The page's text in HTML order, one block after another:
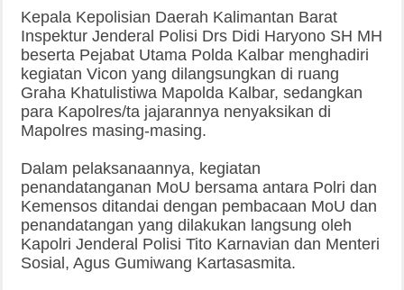
Kepala Kepolisian Daerah Kalimantan Barat
Inspektur Jenderal Polisi Drs Didi Haryono SH MH
beserta Pejabat Utama Polda Kalbar menghadiri
kegiatan Vicon yang dilangsungkan di ruang
Graha Khatulistiwa Mapolda Kalbar, sedangkan
para Kapolres/ta jajarannya nenyaksikan di
Mapolres masing-masing.
Dalam pelaksanaannya, kegiatan
penandatanganan MoU bersama antara Polri dan
Kemensos ditandai dengan pembacaan MoU dan
penandatangan yang dilakukan langsung oleh
Kapolri Jenderal Polisi Tito Karnavian dan Menteri
Sosial, Agus Gumiwang Kartasasmita.